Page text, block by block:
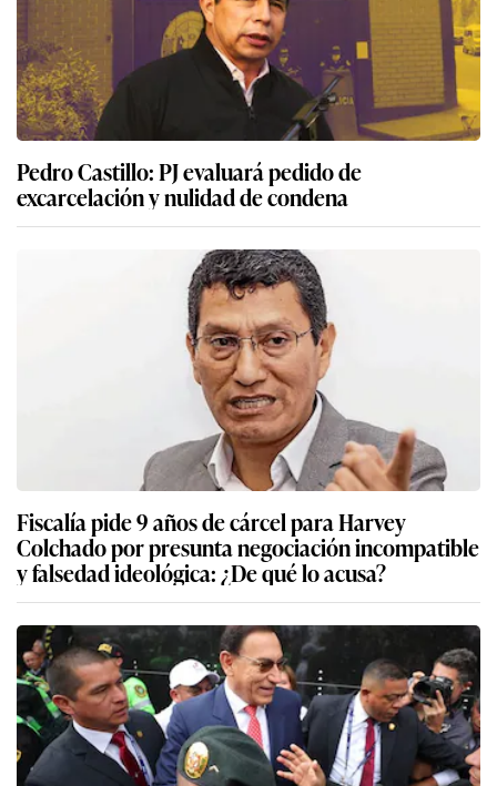
Pedro Castillo: PJ evaluará pedido de
excarcelación y nulidad de condena
Fiscalía pide 9 años de cárcel para Harvey
Colchado por presunta negociación incompatible
y falsedad ideológica: ¿De qué lo acusa?